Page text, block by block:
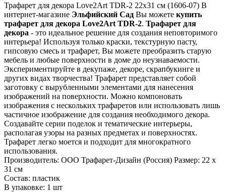
Трафарет для декора Love2Art TDR-2 22х31 см (1606-07) В
интернет-магазине Эльфийский Сад Вы можете купить
трафарет для декора Love2Art TDR-2. Трафарет для
декора - это идеальное решение для создания неповторимого
интерьера! Используя только краски, текстурную пасту,
гипсовую смесь и трафарет, Вы можете преобразить старую
мебель и любые поверхности в доме до неузнаваемости.
Экспериментируйте в декупаже, декоре, скрапбукинге и
других видах творчества! Трафарет представляет собой
заготовку с вырубленными элементами для нанесения
изображений на поверхности. Можно компоновать
изображения с нескольких трафаретов или использовать лишь
частичное изображение для создания необходимого декора.
Создавайте серии поделок и тематические интерьеры,
располагая узоры на разных предметах и поверхностях.
Трафарет легко моется и подходит для многократного
использования.
Производитель: ООО Трафарет-Дизайн (Россия) Размер: 22 x
31 см
Состав: пластик
В упаковке: 1 шт